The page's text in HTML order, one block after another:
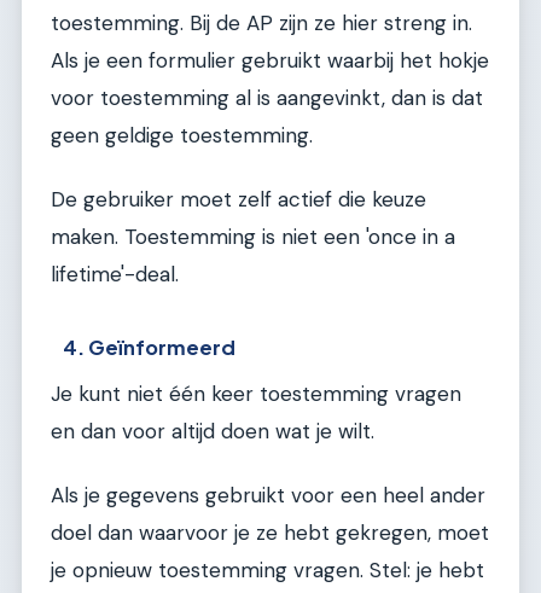
toestemming. Bij de AP zijn ze hier streng in.
Als je een formulier gebruikt waarbij het hokje
voor toestemming al is aangevinkt, dan is dat
geen geldige toestemming.
De gebruiker moet zelf actief die keuze
maken. Toestemming is niet een 'once in a
lifetime'-deal.
4. Geïnformeerd
Je kunt niet één keer toestemming vragen
en dan voor altijd doen wat je wilt.
Als je gegevens gebruikt voor een heel ander
doel dan waarvoor je ze hebt gekregen, moet
je opnieuw toestemming vragen. Stel: je hebt